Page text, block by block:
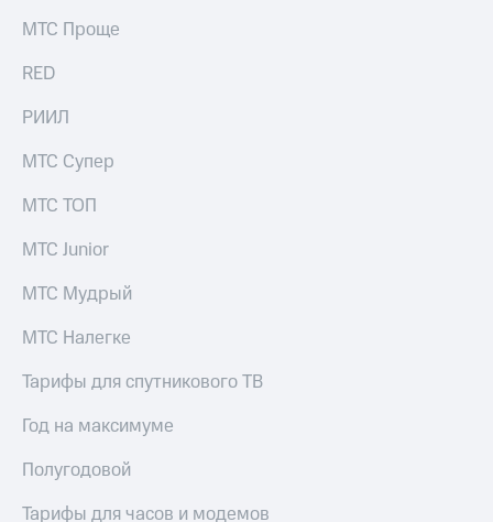
Порядок
выкупа
Описание
Уведомление
погашении
облигаций
Реквизиты
Контакты
развитие
На главную
МТС Проще
RED
РИИЛ
МТС Супер
МТС ТОП
МТС Junior
МТС Мудрый
МТС Налегке
Тарифы для спутникового ТВ
Год на максимуме
Полугодовой
Тарифы для часов и модемов